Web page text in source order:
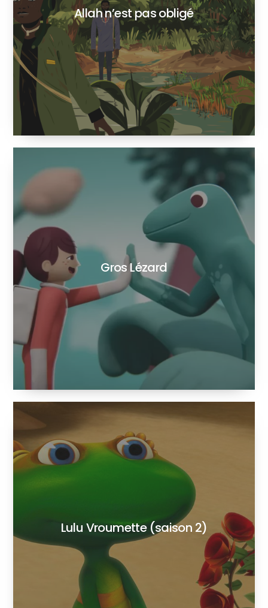
Allah n’est pas obligé
Gros Lézard
Lulu Vroumette (saison 2)